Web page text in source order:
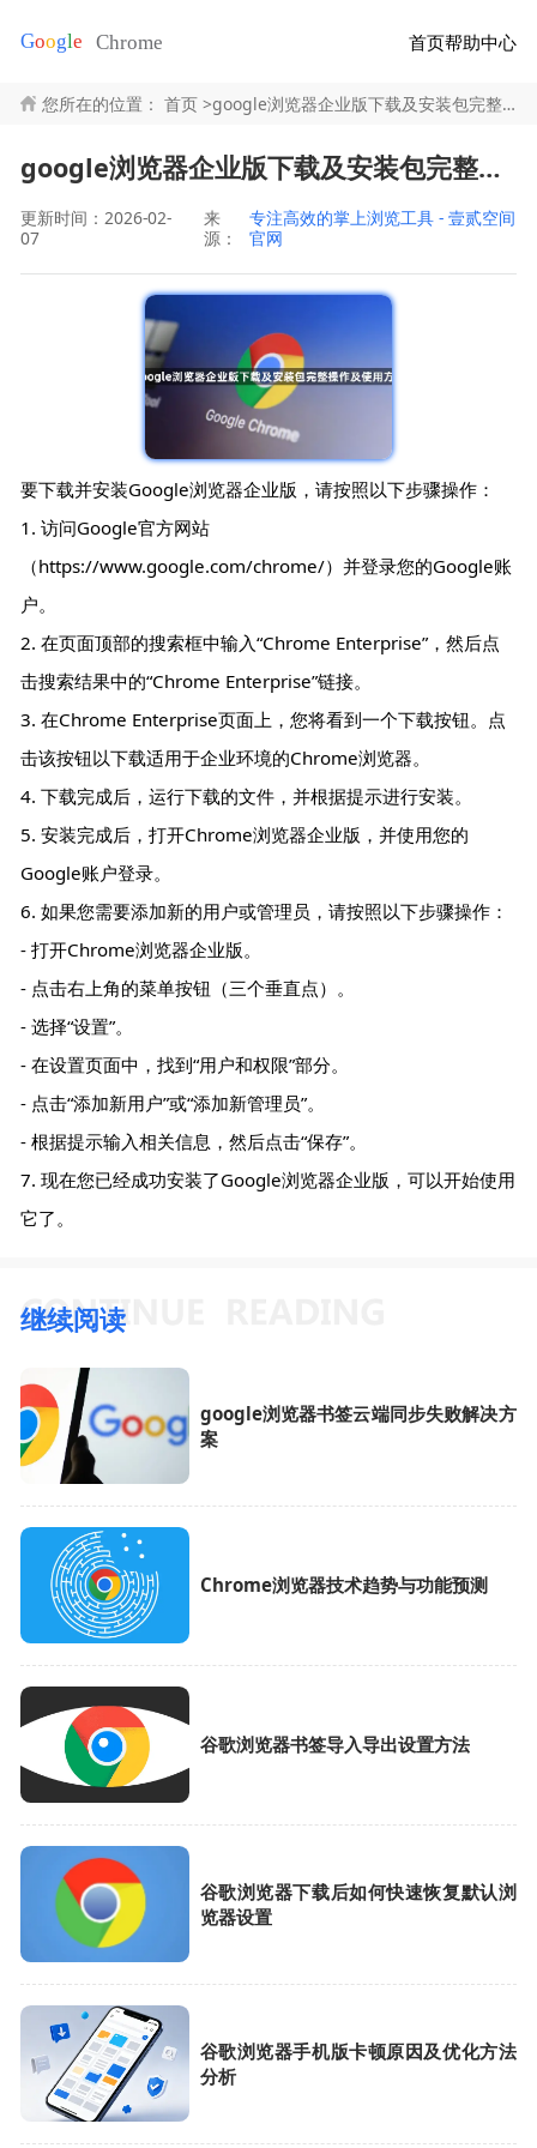
首页帮助中心
您所在的位置： 首页 >google浏览器企业版下载及安装包完整操作及使用方法
google浏览器企业版下载及安装包完整操作及使用方法
更新时间：2026-02-
07
来
源：
专注高效的掌上浏览工具 - 壹贰空间
官网
要下载并安装Google浏览器企业版，请按照以下步骤操作：
1. 访问Google官方网站
（https://www.google.com/chrome/）并登录您的Google账
户。
2. 在页面顶部的搜索框中输入“Chrome Enterprise”，然后点
击搜索结果中的“Chrome Enterprise”链接。
3. 在Chrome Enterprise页面上，您将看到一个下载按钮。点
击该按钮以下载适用于企业环境的Chrome浏览器。
4. 下载完成后，运行下载的文件，并根据提示进行安装。
5. 安装完成后，打开Chrome浏览器企业版，并使用您的
Google账户登录。
6. 如果您需要添加新的用户或管理员，请按照以下步骤操作：
- 打开Chrome浏览器企业版。
- 点击右上角的菜单按钮（三个垂直点）。
- 选择“设置”。
- 在设置页面中，找到“用户和权限”部分。
- 点击“添加新用户”或“添加新管理员”。
- 根据提示输入相关信息，然后点击“保存”。
7. 现在您已经成功安装了Google浏览器企业版，可以开始使用
它了。
继续阅读
google浏览器书签云端同步失败解决方
案
Chrome浏览器技术趋势与功能预测
谷歌浏览器书签导入导出设置方法
谷歌浏览器下载后如何快速恢复默认浏
览器设置
谷歌浏览器手机版卡顿原因及优化方法
分析